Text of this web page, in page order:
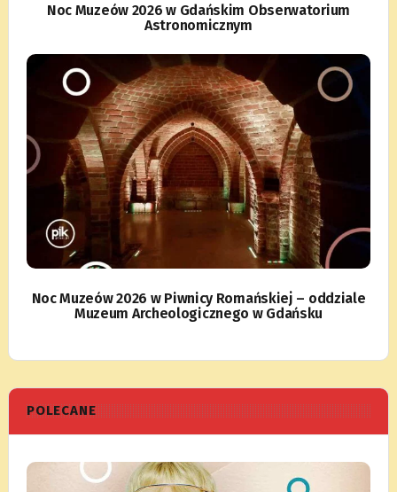
Noc Muzeów 2026 w Gdańskim Obserwatorium
Astronomicznym
Noc Muzeów 2026 w Piwnicy Romańskiej – oddziale
Muzeum Archeologicznego w Gdańsku
POLECANE